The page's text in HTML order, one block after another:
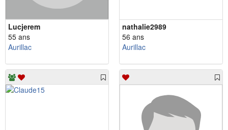
Lucjerem
55 ans
Aurillac
nathalie2989
56 ans
Aurillac